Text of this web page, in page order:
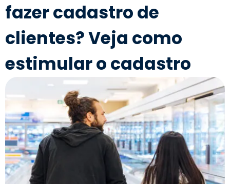
fazer cadastro de
clientes? Veja como
estimular o cadastro